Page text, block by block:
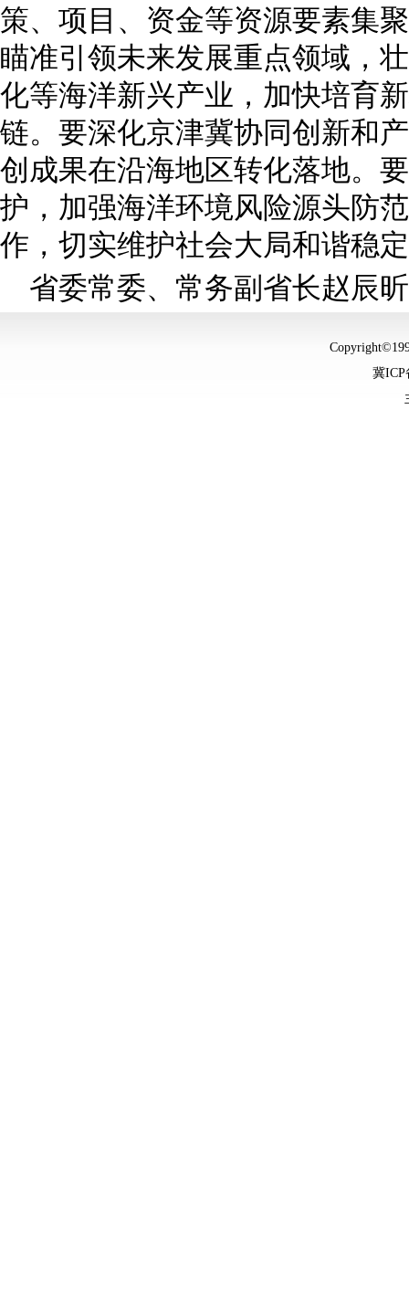
策、项目、资金等资源要素集
瞄准引领未来发展重点领域，
化等海洋新兴产业，加快培育
链。要深化京津冀协同创新和
创成果在沿海地区转化落地。
护，加强海洋环境风险源头防
作，切实维护社会大局和谐稳
省委常委、常务副省长赵辰
冀ICP